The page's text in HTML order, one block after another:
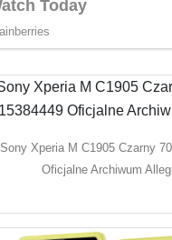
Sony Xperia M C1905 Czarny
Oficjalne Archiwum